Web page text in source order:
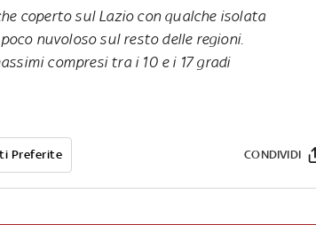
coperto sul Lazio con qualche isolata
nuvoloso sul resto delle regioni.
compresi tra i 10 e i 17 gradi
Preferite CONDIVIDI